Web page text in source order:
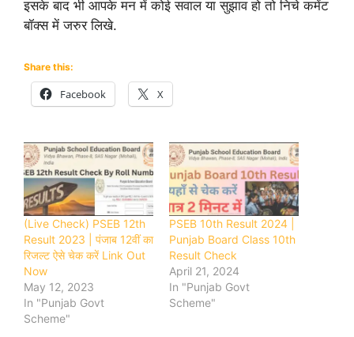
इसके बाद भी आपके मन में कोई सवाल या सुझाव हो तो निचे कमेंट
बॉक्स में जरुर लिखे.
Share this:
Facebook X
(Live Check) PSEB 12th
Result 2023 | पंजाब 12वीं का
रिजल्ट ऐसे चेक करें Link Out
Now
May 12, 2023
In "Punjab Govt
Scheme"
PSEB 10th Result 2024 |
Punjab Board Class 10th
Result Check
April 21, 2024
In "Punjab Govt
Scheme"